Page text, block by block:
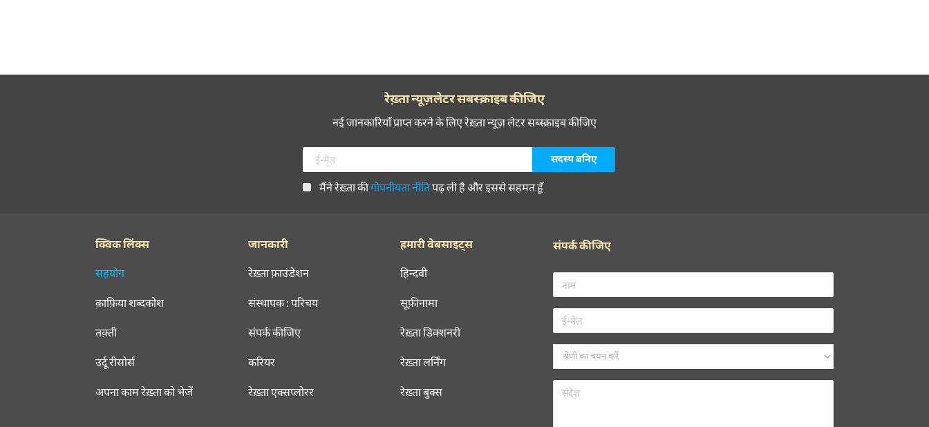
रेख़्ता न्यूज़लेटर सबस्क्राइब कीजिए
नई जानकारियाँ प्राप्त करने के लिए रेख़्ता न्यूज़ लेटर सब्स्क्राइब कीजिए
मैंने रेख़्ता कीगोपनीयता नीतिपढ़ ली है और इससे सहमत हूँ
क्विक लिंक्स
सहयोग
क़ाफ़िया शब्दकोश
तक़्ती
उर्दू रीसोर्स
अपना काम रेख़्ता को भेजें
जानकारी
रेख़्ता फ़ाउंडेशन
संस्थापक : परिचय
संपर्क कीजिए
करियर
रेख़्ता एक्सप्लोरर
हमारी वेबसाइट्स
हिन्दवी
सूफ़ीनामा
रेख़्ता डिक्शनरी
रेख़्ता लर्निंग
रेख़्ता बुक्स
संपर्क कीजिए